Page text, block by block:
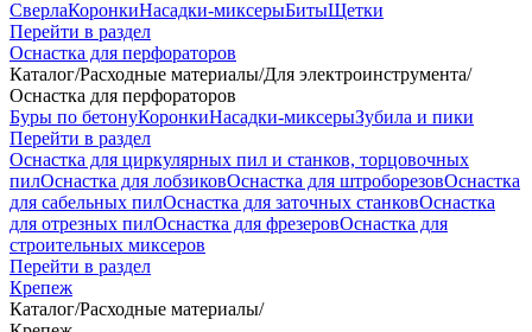
СверлаКоронкиНасадки-миксерыБитыЩетки
Перейти в раздел
Оснастка для перфораторов
Каталог/Расходные материалы/Для электроинструмента/
Оснастка для перфораторов
Буры по бетонуКоронкиНасадки-миксерыЗубила и пики
Перейти в раздел
Оснастка для циркулярных пил и станков, торцовочных
пилОснастка для лобзиковОснастка для штроборезовОснастка
для сабельных пилОснастка для заточных станковОснастка
для отрезных пилОснастка для фрезеровОснастка для
строительных миксеров
Перейти в раздел
Крепеж
Каталог/Расходные материалы/